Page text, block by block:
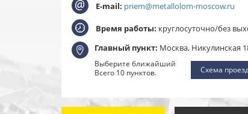
E-mail: priem@metallolom-moscow.ru
Время работы: круглосуточно/без
Главный пункт: Москва, Никулинская
Выберите ближайший
Всего 10 пунктов.
Схема